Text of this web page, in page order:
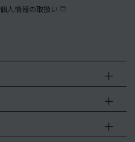
個人情報の取扱い